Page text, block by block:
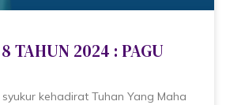
TAHUN 2024 : PAGU
kehadirat Tuhan Yang Maha